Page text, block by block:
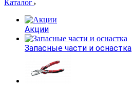
Каталог
Акции
Запасные части и оснастка